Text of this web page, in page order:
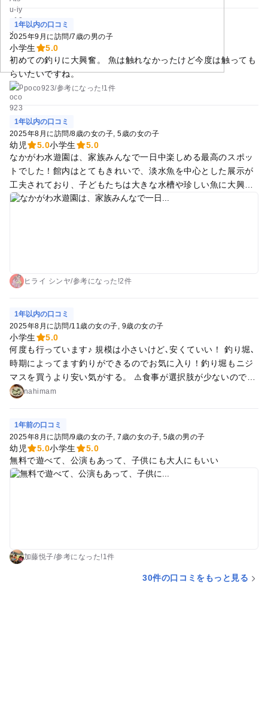
1年以内の口コミ
2025年9月に訪問/7歳の男の子
小学生
5.0
初めての釣りに大興奮。 魚は触れなかったけど今度は触っても
らいたいですね。
poco923/参考になった!1件
1年以内の口コミ
2025年8月に訪問/8歳の女の子 5歳の女の子
幼児 5.0小学生
5.0
なかがわ水遊園は、家族みんなで一日中楽しめる最高のスポッ
トでした！館内はとてもきれいで、淡水魚を中心とした展示が
工夫されており、子どもたちは大きな水槽や珍しい魚に大興
奮。水槽の前に立つとまるで水の中にいるような感覚になれる
の食材を使ったメニューも嬉しいポイント。自然と生き物をじ
りました。何度でも訪れたくなる、リピート必須の水族館で
す！
ヒライ シンヤ/参考になった!2件
1年以内の口コミ
2025年8月に訪問/11歳の女の子 9歳の女の子
小学生
5.0
何度も行っています♪ 規模は小さいけど､安くていい！ 釣り堀､
時期によってます釣りができるのでお気に入り！釣り堀もニジ
マスを買うより安い気がする。 ⚠️食事が選択肢が少ないので､
一日中遊ぶなら何か買って行くか、お弁当作って持って行った
は午前中､ここから20分くらいで行ける大田原トコトコで遊ん
でからランチして、午後は水遊園って感じにしています♪
nahimam
1年前の口コミ
2025年8月に訪問/9歳の女の子 7歳の女の子 5歳の男の子
幼児 5.0小学生
5.0
無料で遊べて、公演もあって、子供にも大人にもいい
加藤悦子/参考に なった!1件
30件の口コミをもっと見る